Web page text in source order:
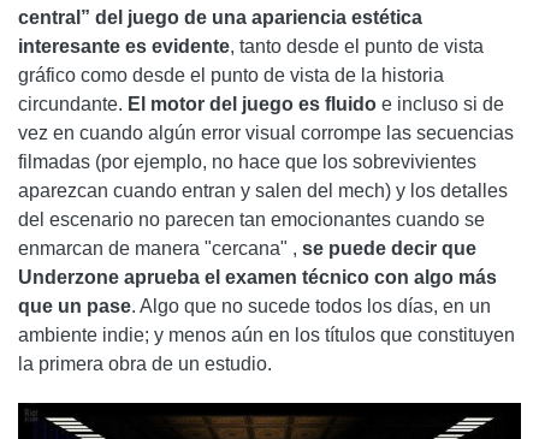
central” del juego de una apariencia estética
interesante es evidente, tanto desde el punto de vista
gráfico como desde el punto de vista de la historia
circundante. El motor del juego es fluido e incluso si de
vez en cuando algún error visual corrompe las secuencias
filmadas (por ejemplo, no hace que los sobrevivientes
aparezcan cuando entran y salen del mech) y los detalles
del escenario no parecen tan emocionantes cuando se
enmarcan de manera "cercana" , se puede decir que
Underzone aprueba el examen técnico con algo más
que un pase. Algo que no sucede todos los días, en un
ambiente indie; y menos aún en los títulos que constituyen
la primera obra de un estudio.